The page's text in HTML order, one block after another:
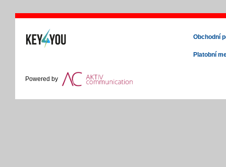
Powered by
Obchodní
Platobní